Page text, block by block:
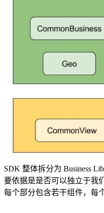
SDK 整体拆分为 Business
要依据是是否可以独立于我
每个部分包含若干组件，每